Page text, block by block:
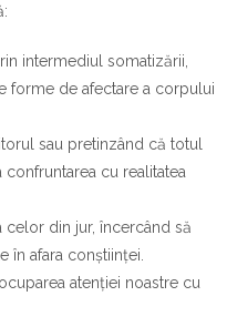
intermediul somatizării,
forme de afectare a corpului
sau pretinzând că totul
cu realitatea
celor din jur, încercând să
în afara conștiinței.
atenției noastre cu